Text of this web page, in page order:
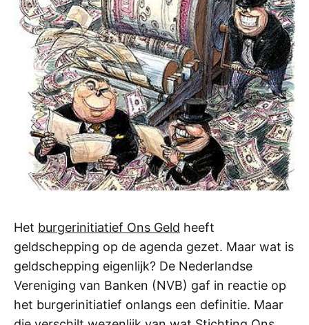
Het burgerinitiatief Ons Geld heeft
geldschepping op de agenda gezet. Maar wat is
geldschepping eigenlijk? De Nederlandse
Vereniging van Banken (NVB) gaf in reactie op
het burgerinitiatief onlangs een definitie. Maar